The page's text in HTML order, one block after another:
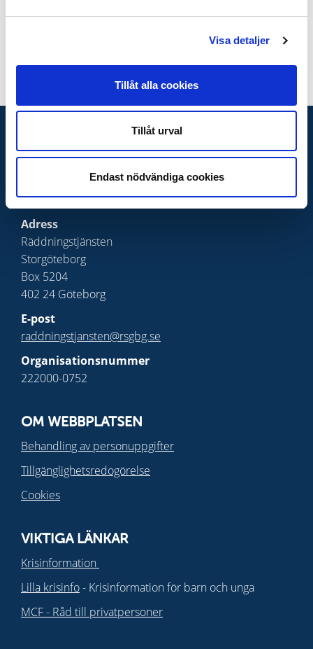
Visa detaljer
Tillåt alla cookies
Tillåt urval
Endast nödvändiga cookies
SKICKA
Senast uppdaterat:1 december, 2025, kl 12:00
031-335 26 00
Presskontakt
Adress
Räddningstjänsten
Storgöteborg
Box 5204
402 24 Göteborg
E-post
raddningstjansten@rsgbg.se
Organisationsnummer
222000-0752
OM WEBBPLATSEN
Behandling av personuppgifter
Tillgänglighetsredogörelse
Cookies
VIKTIGA LÄNKAR
Krisinformation
Lilla krisinfo- Krisinformation för barn och unga
MCF - Råd till privatpersoner